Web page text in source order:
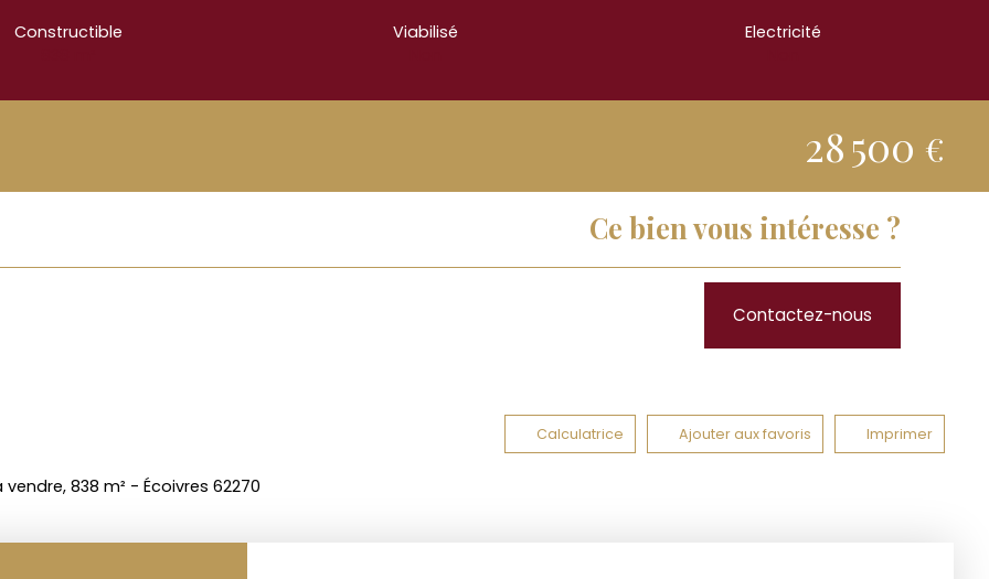
Constructible
Viabilisé
Electricité
28 500 €
Ce bien vous intéresse ?
Contactez-nous
Calculatrice Ajouter aux favoris Imprimer
838 m² - Écoivres 62270